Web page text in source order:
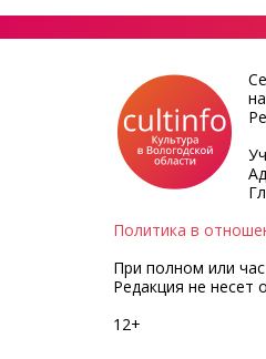
Политика в
При полном или
Редакция не несет
12+